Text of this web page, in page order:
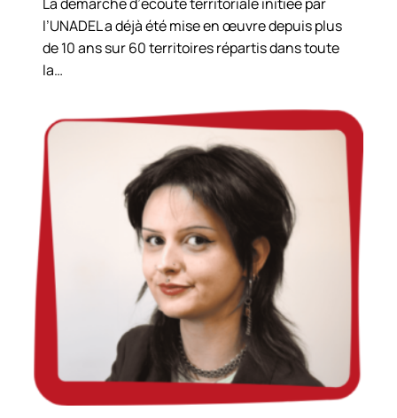
l’UNADEL a déjà été mise en œuvre depuis plus
de 10 ans sur 60 territoires répartis dans toute
la…